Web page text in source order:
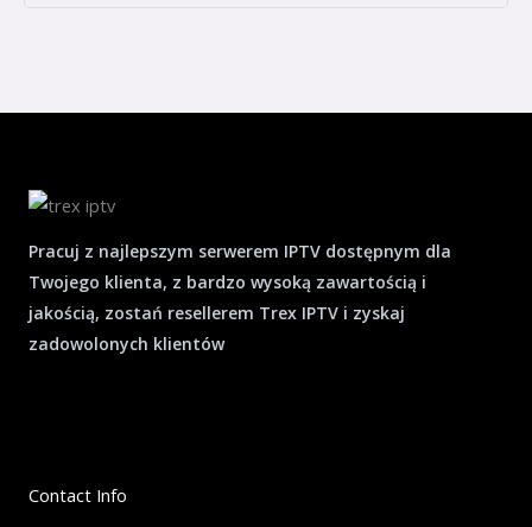
Pracuj z najlepszym serwerem IPTV dostępnym dla
Twojego klienta, z bardzo wysoką zawartością i
jakością, zostań resellerem Trex IPTV i zyskaj
zadowolonych klientów
Contact Info